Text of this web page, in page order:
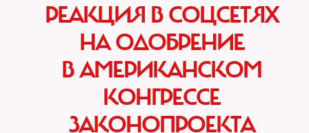
РЕАКЦИЯ В СОЦСЕТЯХ
НА ОДОБРЕНИЕ
В АМЕРИКАНСКОМ
КОНГРЕССЕ
ЗАКОНОПРОЕКТА